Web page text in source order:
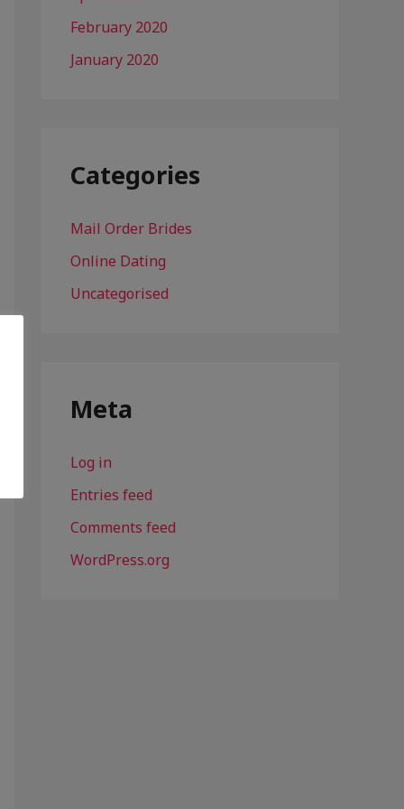
February 2020
January 2020
Categories
Mail Order Brides
Online Dating
Uncategorised
Meta
Log in
Entries feed
Comments feed
WordPress.org